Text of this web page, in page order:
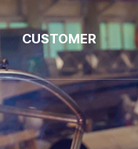
CUSTOMER